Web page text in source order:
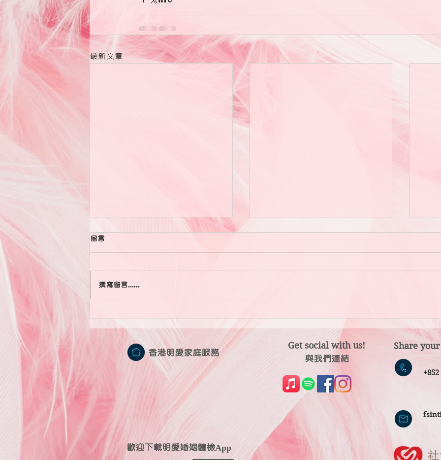
最新文章
與蒜皮造成的慢性關係勞損。
留言
撰寫留言......
香港明愛家庭服務
Get social with us!
​​與我們連結
Share
​
歡迎下載明愛婚姻體檢App